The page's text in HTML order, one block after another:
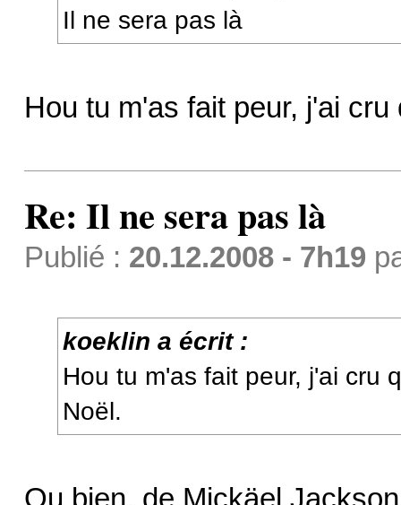
Il ne sera pas là
Hou tu m'as fait peur, j'ai
Re: Il ne sera pas là
Publié : 20.12.2008 - 7h19
koeklin a écrit :
Hou tu m'as fait peur, j'ai cru
Noël.